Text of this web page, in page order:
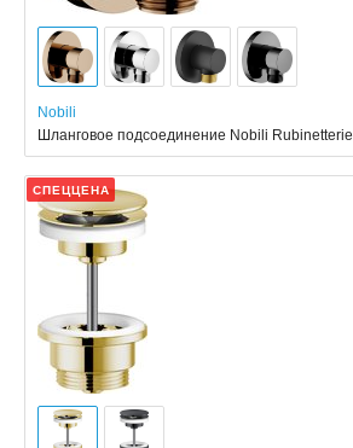
Nobili
Шланговое подсоединение Nobili Rubinetterie
СПЕЦЦЕНА